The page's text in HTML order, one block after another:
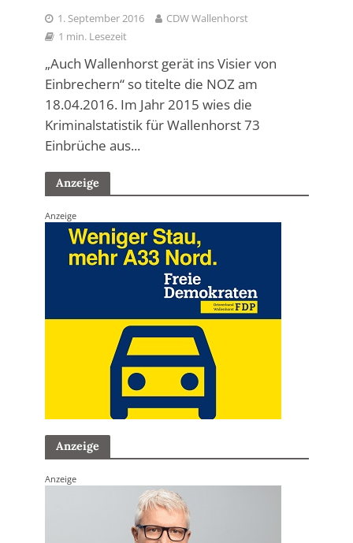
1. September 2016
CDW Wallenhorst
1 min. Lesezeit
„Auch Wallenhorst gerät ins Visier von
Einbrechern“ so titelte die NOZ am
18.04.2016. Im Jahr 2015 wies die
Kriminalstatistik für Wallenhorst 73
Einbrüche aus...
Anzeige
Anzeige
Anzeige
Anzeige